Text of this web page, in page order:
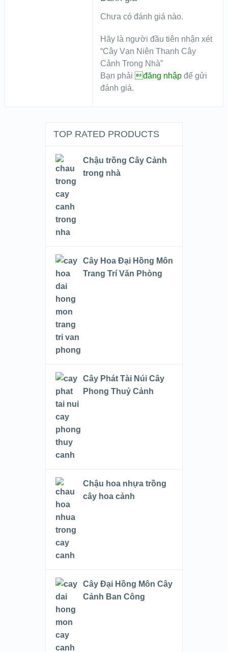
Chưa có đánh giá nào.
Hãy là người đầu tiên nhận xét
“Cây Vạn Niên Thanh Cây
Cảnh Trong Nhà”
Bạn phảiđăng nhập để gửi
đánh giá.
TOP RATED PRODUCTS
Chậu trồng Cây Cảnh
trong nhà
Cây Hoa Đại Hồng Môn
Trang Trí Văn Phòng
Cây Phát Tài Núi Cây
Phong Thuỷ Cảnh
Chậu hoa nhựa trồng
cây hoa cảnh
Cây Đại Hồng Môn Cây
Cảnh Ban Công